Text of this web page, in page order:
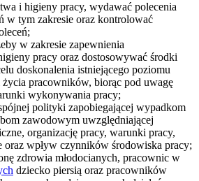
i higieny pracy, wydawać polecenia
w tym zakresie oraz kontrolować
w zakresie zapewnienia
pracy oraz dostosowywać środki
doskonalenia istniejącego poziomu
pracowników, biorąc pod uwagę
wykonywania pracy;
polityki zapobiegającej wypadkom
zawodowym uwzględniającej
organizację pracy, warunki pracy,
oraz wpływ czynników środowiska pracy;
zdrowia młodocianych, pracownic w
dziecko piersią oraz pracowników